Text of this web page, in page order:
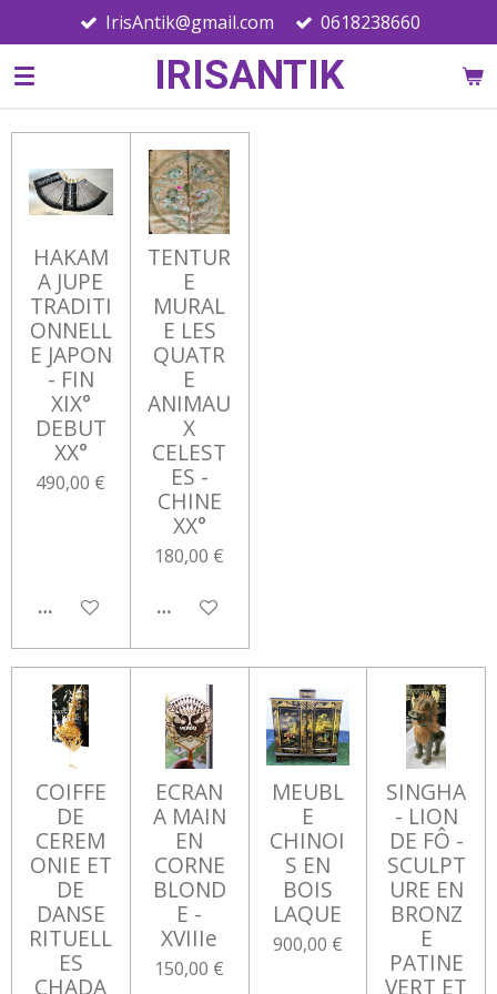
au
contenu
IRISANTIK
IrisAntik@gmail.com 0618238660
HAKAM
A JUPE
TRADITI
ONNELL
E JAPON
- FIN
XIX°
DEBUT
XX°
490,00 €
AJOUTER AU PANIER
TENTUR
E
MURAL
E LES
QUATR
E
ANIMAU
X
CELEST
ES -
CHINE
XX°
180,00 €
AJOUTER AU PANIER
COIFFE
DE
CEREM
ONIE ET
DE
DANSE
RITUELL
ES
CHADA
ECRAN
A MAIN
EN
CORNE
BLOND
E -
XVIIIe
150,00 €
MEUBL
E
CHINOI
S EN
BOIS
LAQUE
900,00 €
SINGHA
- LION
DE FÔ -
SCULPT
URE EN
BRONZ
E
PATINE
VERT ET